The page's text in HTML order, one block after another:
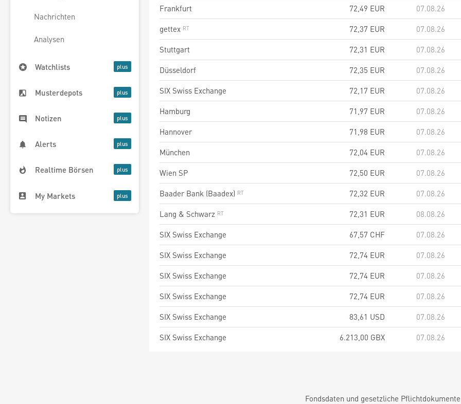
Nachrichten
Analysen
Watchlists
Musterdepots
Notizen
Alerts
Realtime Börsen
My Markets
Frankfurt
72,49 EUR
07.08.26
gettex
72,37 EUR
07.08.26
Stuttgart
72,31 EUR
07.08.26
Düsseldorf
72,35 EUR
07.08.26
SIX Swiss Exchange
72,17 EUR
07.08.26
Hamburg
71,97 EUR
07.08.26
Hannover
71,98 EUR
07.08.26
München
72,04 EUR
07.08.26
Wien SP
72,50 EUR
07.08.26
Baader Bank (Baadex)
72,32 EUR
07.08.26
Lang & Schwarz
72,31 EUR
08.08.26
SIX Swiss Exchange
67,57 CHF
07.08.26
SIX Swiss Exchange
72,74 EUR
07.08.26
SIX Swiss Exchange
72,74 EUR
07.08.26
SIX Swiss Exchange
72,74 EUR
07.08.26
SIX Swiss Exchange
83,61 USD
07.08.26
SIX Swiss Exchange
6.213,00 GBX 07.08.26
Fondsdaten und gesetzliche